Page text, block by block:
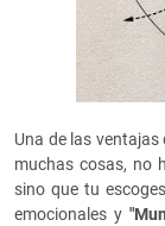
Una de las
muchas cosas, no
sino que tu
emocionales y